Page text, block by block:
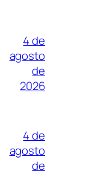
4 de
agosto
de
2026
4 de
agosto
de